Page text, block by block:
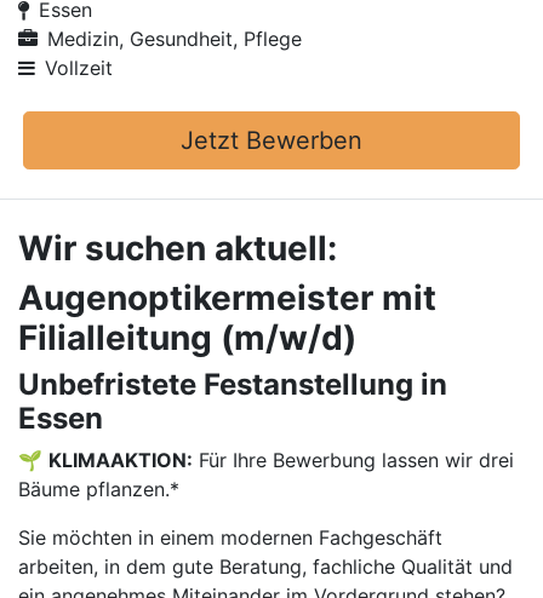
Essen
Medizin, Gesundheit, Pflege
Vollzeit
Jetzt Bewerben
Wir suchen aktuell:
Augenoptikermeister mit
Filialleitung (m/w/d)
Unbefristete Festanstellung in
Essen
🌱 KLIMAAKTION: Für Ihre Bewerbung lassen wir drei
Bäume pflanzen.*
Sie möchten in einem modernen Fachgeschäft
arbeiten, in dem gute Beratung, fachliche Qualität und